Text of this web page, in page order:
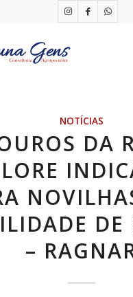
NOTÍCIAS
DA
DE
–